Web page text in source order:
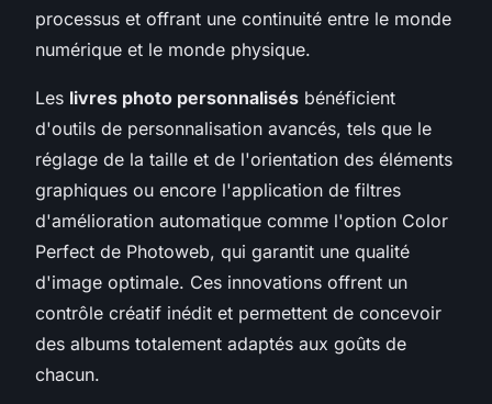
processus et offrant une continuité entre le monde
numérique et le monde physique.
Les livres photo personnalisés bénéficient
d'outils de personnalisation avancés, tels que le
réglage de la taille et de l'orientation des éléments
graphiques ou encore l'application de filtres
d'amélioration automatique comme l'option Color
Perfect de Photoweb, qui garantit une qualité
d'image optimale. Ces innovations offrent un
contrôle créatif inédit et permettent de concevoir
des albums totalement adaptés aux goûts de
chacun.